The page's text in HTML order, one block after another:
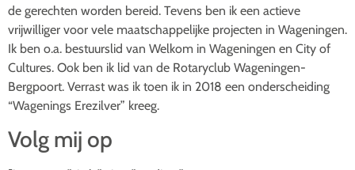
de gerechten worden bereid. Tevens ben ik een actieve
vrijwilliger voor vele maatschappelijke projecten in Wageningen.
Ik ben o.a. bestuurslid van Welkom in Wageningen en City of
Cultures. Ook ben ik lid van de Rotaryclub Wageningen-
Bergpoort. Verrast was ik toen ik in 2018 een onderscheiding
“Wagenings Erezilver” kreeg.
Volg mij op